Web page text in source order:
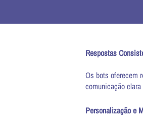
Respostas
Os bots oferecem
comunicação
Personalização e